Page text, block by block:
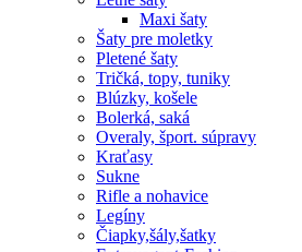
Maxi šaty
Šaty pre moletky
Pletené šaty
Tričká, topy, tuniky
Blúzky, košele
Bolerká, saká
Overaly, šport. súpravy
Kraťasy
Sukne
Rifle a nohavice
Legíny
Čiapky,šály,šatky